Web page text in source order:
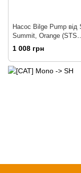
Насос Bilge Pump від
Summit, Orange (STS
SOLBILGE)
1 008 грн